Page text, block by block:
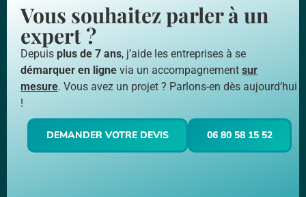
Vous souhaitez parler à un
expert ?
Depuis plus de 7 ans, j’aide les entreprises à se
démarquer en ligne via un accompagnement sur
mesure. Vous avez un projet ? Parlons-en dès aujourd’hui
!
DEMANDER VOTRE DEVIS 06 80 58 15 52